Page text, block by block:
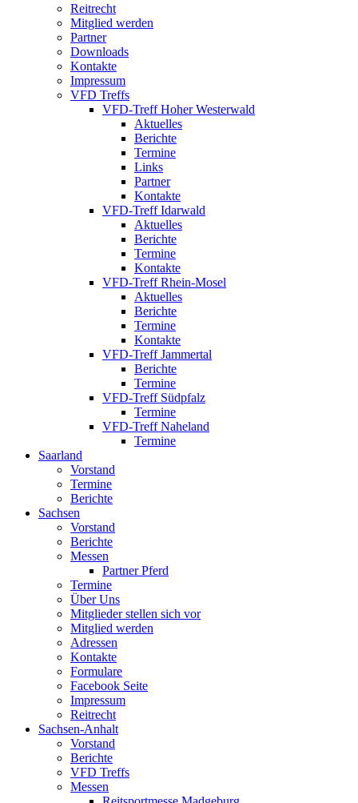
Reitrecht
Mitglied werden
Partner
Downloads
Kontakte
Impressum
VFD Treffs
VFD-Treff Hoher Westerwald
Aktuelles
Berichte
Termine
Links
Partner
Kontakte
VFD-Treff Idarwald
Aktuelles
Berichte
Termine
Kontakte
VFD-Treff Rhein-Mosel
Aktuelles
Berichte
Termine
Kontakte
VFD-Treff Jammertal
Berichte
Termine
VFD-Treff Südpfalz
Termine
VFD-Treff Naheland
Termine
Saarland
Vorstand
Termine
Berichte
Sachsen
Vorstand
Berichte
Messen
Partner Pferd
Termine
Über Uns
Mitglieder stellen sich vor
Mitglied werden
Adressen
Kontakte
Formulare
Facebook Seite
Impressum
Reitrecht
Sachsen-Anhalt
Vorstand
Berichte
VFD Treffs
Messen